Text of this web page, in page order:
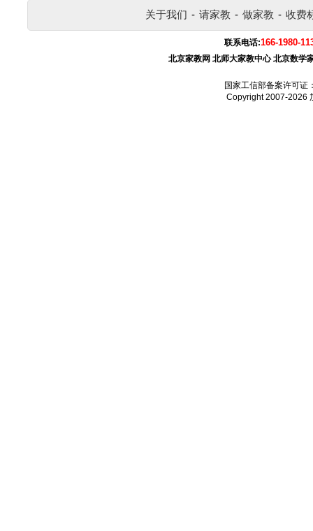
关于我们 - 请家教 - 做家教 - 收费
联系电话:166-1980-
北京家教网 北师大家教中心 北京数学
国家工信部备案许可证
Copyright 2007-2026